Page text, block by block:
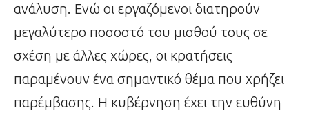
ανάλυση. Ενώ οι εργαζόμενοι διατηρούν
μεγαλύτερο ποσοστό του μισθού τους σε
σχέση με άλλες χώρες, οι κρατήσεις
παραμένουν ένα σημαντικό θέμα που χρήζει
παρέμβασης. Η κυβέρνηση έχει την ευθύνη